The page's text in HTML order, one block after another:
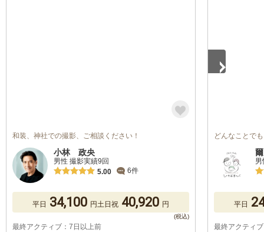
和装、神社での撮影、ご相談ください！
小林 政央
男性 撮影実績9回
5.00
6件
平日 34,100 円土日祝 40,920 円
最終アクティブ：7日以上前
どんなことで
平日
最終アクティ